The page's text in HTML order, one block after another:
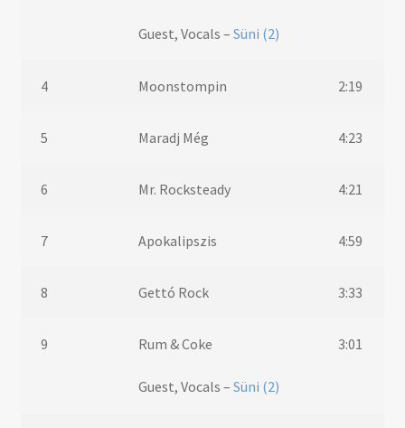
Guest, Vocals –Süni (2)
4 Moonstompin 2:19
5 Maradj Még 4:23
6 Mr. Rocksteady 4:21
7 Apokalipszis 4:59
8 Gettó Rock 3:33
9 Rum & Coke
Guest, Vocals –Süni (2)
3:01